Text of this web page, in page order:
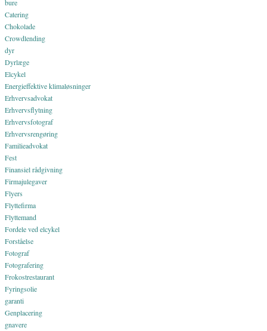
bure
Catering
Chokolade
Crowdlending
dyr
Dyrlæge
Elcykel
Energieffektive klimaløsninger
Erhvervsadvokat
Erhvervsflytning
Erhvervsfotograf
Erhvervsrengøring
Familieadvokat
Fest
Finansiel rådgivning
Firmajulegaver
Flyers
Flyttefirma
Flyttemand
Fordele ved elcykel
Forståelse
Fotograf
Fotografering
Frokostrestaurant
Fyringsolie
garanti
Genplacering
gnavere